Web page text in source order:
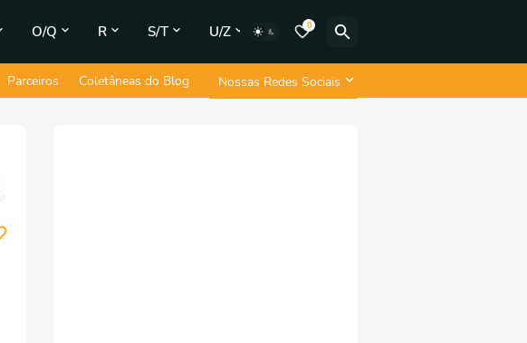
O/Q R S/T U/Z 0
Parceiros Coletâneas do Blog Nossas Redes Sociais